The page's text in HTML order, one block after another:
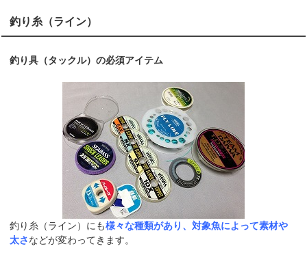
釣り糸（ライン）
釣り具（タックル）の必須アイテム
釣り糸（ライン）にも様々な種類があり、対象魚によって素材や
太さなどが変わってきます。